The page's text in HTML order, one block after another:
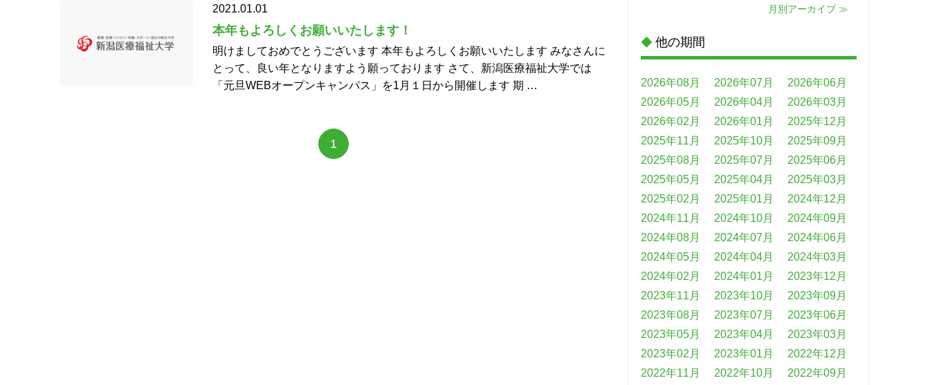
2021.01.01
本年もよろしくお願いいたします！
明けましておめでとうございます 本年もよろしくお願いいたします みなさんに
とって、良い年となりますよう願っております さて、新潟医療福祉大学では
「元旦WEBオープンキャンパス」を1月１日から開催します 期 …
1
月別アーカイブ ≫
◆ 他の期間
2026年08月 2026年07月
2026年06月
2026年05月
2026年04月
2026年03月
2026年02月
2026年01月
2025年12月
2025年11月
2025年10月
2025年09月
2025年08月
2025年07月
2025年06月
2025年05月
2025年04月
2025年03月
2025年02月
2025年01月
2024年12月
2024年11月
2024年10月
2024年09月
2024年08月
2024年07月
2024年06月
2024年05月
2024年04月
2024年03月
2024年02月
2024年01月
2023年12月
2023年11月
2023年10月
2023年09月
2023年08月
2023年07月
2023年06月
2023年05月
2023年04月
2023年03月
2023年02月
2023年01月
2022年12月
2022年11月
2022年10月
2022年09月